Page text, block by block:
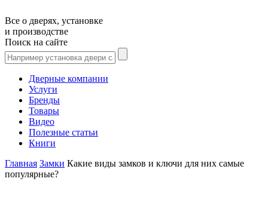
Все о дверях, установке
и производстве
Поиск на сайте
Дверные компании
Услуги
Бренды
Товары
Видео
Полезные статьи
Книги
Главная Замки Какие виды замков и ключи для них самые
популярные?